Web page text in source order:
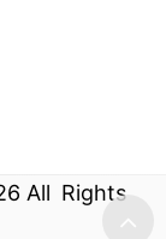
All Rights